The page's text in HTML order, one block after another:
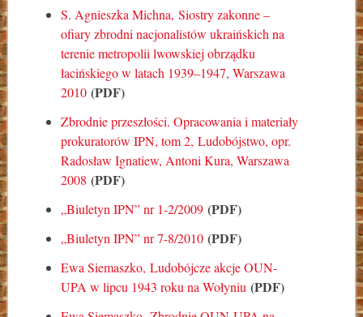
S. Agnieszka Michna,Siostry zakonne –
ofiary zbrodni nacjonalistów ukraińskich na
terenie metropolii lwowskiej obrządku
łacińskiego w latach 1939–1947, Warszawa
2010 (PDF)
Zbrodnie przeszłości. Opracowania i materiały
prokuratorów IPN, tom 2, Ludobójstwo, opr.
Radosław Ignatiew, Antoni Kura, Warszawa
2008 (PDF)
„Biuletyn IPN” nr 1-2/2009 (PDF)
„Biuletyn IPN” nr 7-8/2010 (PDF)
Ewa Siemaszko,Ludobójcze akcje OUN-
UPA w lipcu 1943 roku na Wołyniu (PDF)